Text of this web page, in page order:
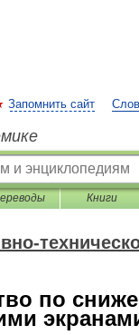
Запомнить сайт
Книги
по